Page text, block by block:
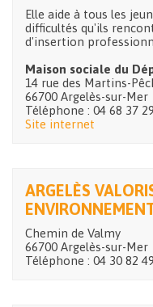
Elle aide à tous les
difficultés qu'ils
d'insertion
Maison sociale du
14 rue des Martins-
66700 Argelès-sur-Mer
Téléphone : 04 68 37
Site internet
ARGELÈS
Chemin de Valmy
66700 Argelès-sur-Mer
Téléphone : 04 30 82